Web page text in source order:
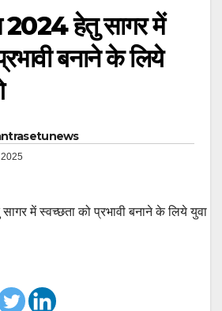
2024 हेतु सागर में
बनाने के लिये